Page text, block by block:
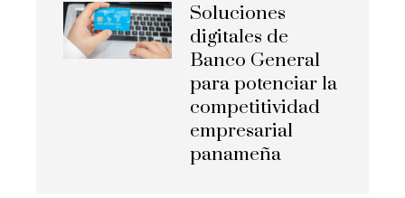
Soluciones
digitales de
Banco General
para potenciar la
competitividad
empresarial
panameña